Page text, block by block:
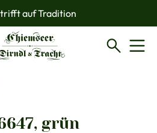
auf Tradition
grün